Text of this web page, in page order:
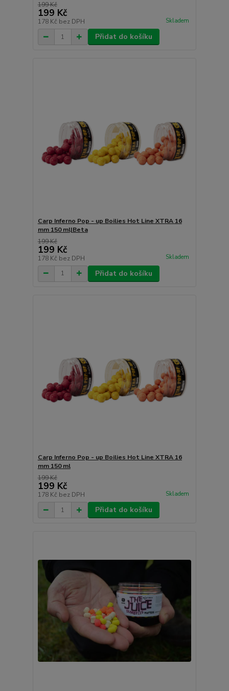
199 Kč
199 Kč
178 Kč bez DPH Skladem
Přidat do košíku
Carp Inferno Pop - up Boilies Hot Line XTRA 16
mm 150 ml|Beta
199 Kč
199 Kč
178 Kč bez DPH Skladem
Přidat do košíku
Carp Inferno Pop - up Boilies Hot Line XTRA 16
mm 150 ml
199 Kč
199 Kč
178 Kč bez DPH Skladem
Přidat do košíku